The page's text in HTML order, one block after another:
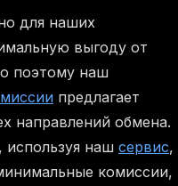
для наших
выгоду от
поэтому наш
предлагает
направлений обмена.
наш сервис,
комиссии,